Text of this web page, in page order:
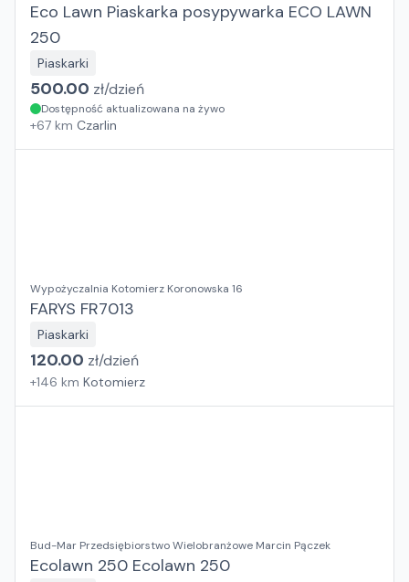
Eco Lawn Piaskarka posypywarka ECO LAWN
250
Piaskarki
500.00 zł/dzień
Dostępność aktualizowana na żywo
+67 km Czarlin
Wypożyczalnia Kotomierz Koronowska 16
FARYS FR7013
Piaskarki
120.00 zł/dzień
+146 km Kotomierz
Bud-Mar Przedsiębiorstwo Wielobranżowe Marcin Pączek
Ecolawn 250 Ecolawn 250